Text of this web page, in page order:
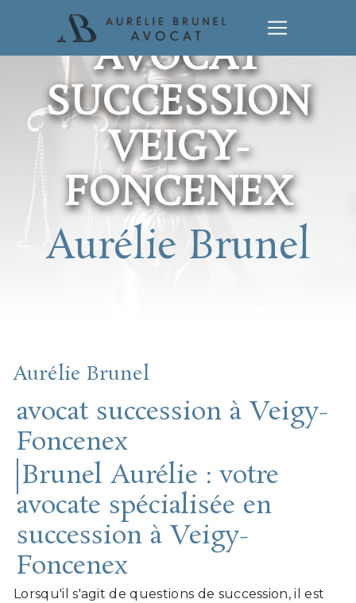
AVOCAT
SUCCESSION
VEIGY-
FONCENEX
Aurélie Brunel
Aurélie Brunel
avocat succession à Veigy-
Foncenex
Brunel Aurélie : votre
avocate spécialisée en
succession à Veigy-
Foncenex
Lorsqu'il s'agit de questions de succession, il est